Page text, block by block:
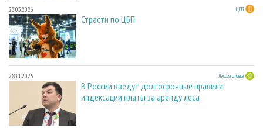
23.03.2026 ЦБП
Страсти по ЦБП
28.11.2025 Лесозаготовка
В России введут долгосрочные правила
индексации платы за аренду леса